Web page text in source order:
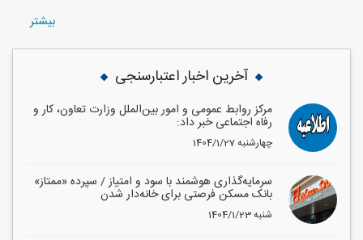
بيشتر
آخرین اخبار اعتبارسنجی
مرکز روابط عمومی و امور بین‌الملل وزارت تعاون، کار و
رفاه اجتماعی خبر داد:
1404/1/27 چهارشنبه
سرمایه‌گذاری هوشمند با سود و امتیاز / سپرده «ممتاز»
بانک مسکن فرصتی برای خانه‌دار شدن
1404/1/23 شنبه